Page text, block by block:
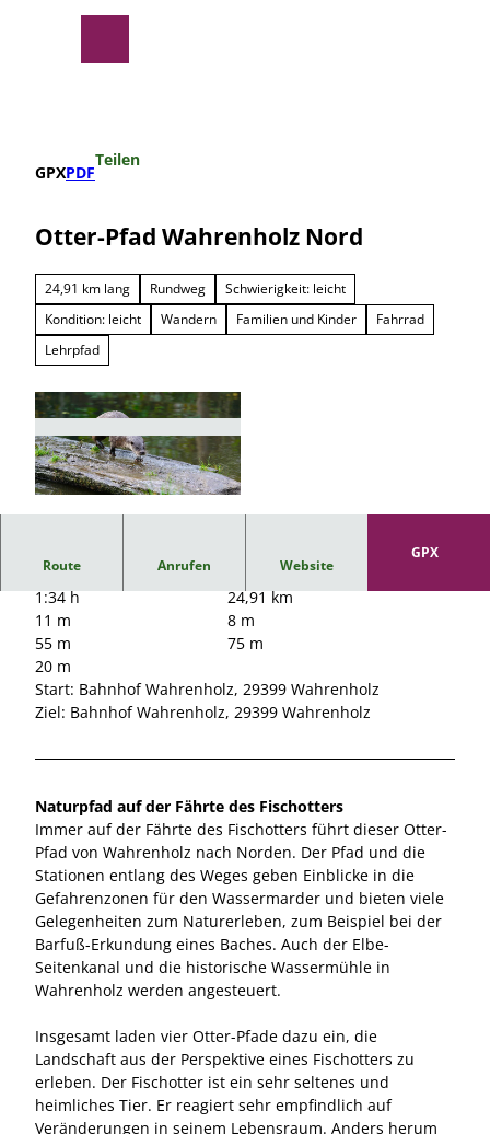
GPXPDF
Teilen
Otter-Pfad Wahrenholz Nord
24,91 km lang Rundweg
Schwierigkeit: leicht
Kondition: leicht
Wandern Familien und Kinder
Fahrrad
Lehrpfad
CC0
Route Anrufen Website
GPX
1:34 h
24,91 km
11 m
8 m
55 m
75 m
20 m
Start: Bahnhof Wahrenholz, 29399 Wahrenholz
Ziel: Bahnhof Wahrenholz, 29399 Wahrenholz
Naturpfad auf der Fährte des Fischotters
Immer auf der Fährte des Fischotters führt dieser Otter-
Pfad von Wahrenholz nach Norden. Der Pfad und die
Stationen entlang des Weges geben Einblicke in die
Gefahrenzonen für den Wassermarder und bieten viele
Gelegenheiten zum Naturerleben, zum Beispiel bei der
Barfuß-Erkundung eines Baches. Auch der Elbe-
Seitenkanal und die historische Wassermühle in
Wahrenholz werden angesteuert.
Insgesamt laden vier Otter-Pfade dazu ein, die
Landschaft aus der Perspektive eines Fischotters zu
erleben. Der Fischotter ist ein sehr seltenes und
heimliches Tier. Er reagiert sehr empfindlich auf
Veränderungen in seinem Lebensraum. Anders herum